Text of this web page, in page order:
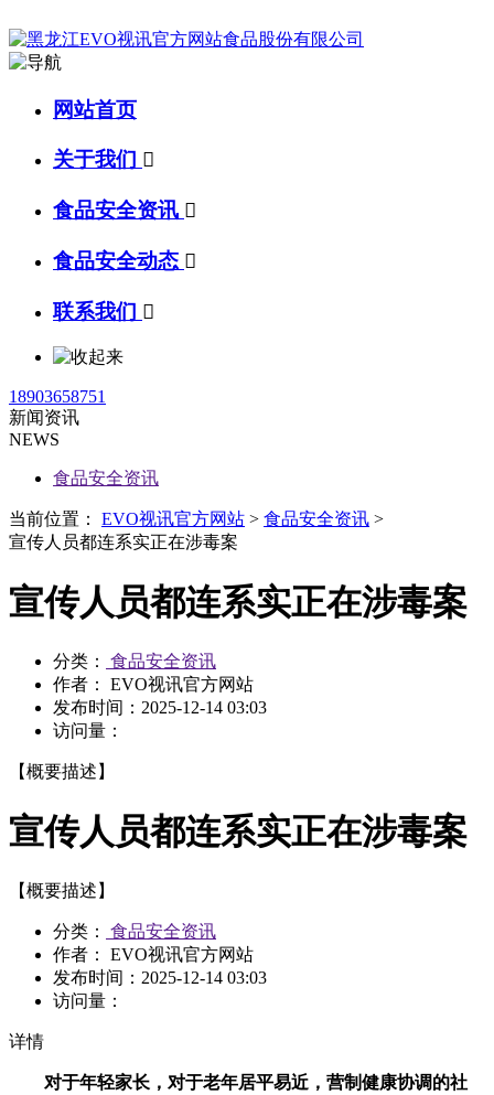
网站首页
关于我们 
食品安全资讯 
食品安全动态 
联系我们 
18903658751
新闻资讯
NEWS
食品安全资讯
当前位置： EVO视讯官方网站 > 食品安全资讯 >
宣传人员都连系实正在涉毒案
宣传人员都连系实正在涉毒案
分类：
食品安全资讯
作者： EVO视讯官方网站
发布时间： 2025-12-14 03:03
访问量：
【概要描述】
宣传人员都连系实正在涉毒案
【概要描述】
分类：
食品安全资讯
作者： EVO视讯官方网站
发布时间： 2025-12-14 03:03
访问量：
详情
对于年轻家长，对于老年居平易近，营制健康协调的社